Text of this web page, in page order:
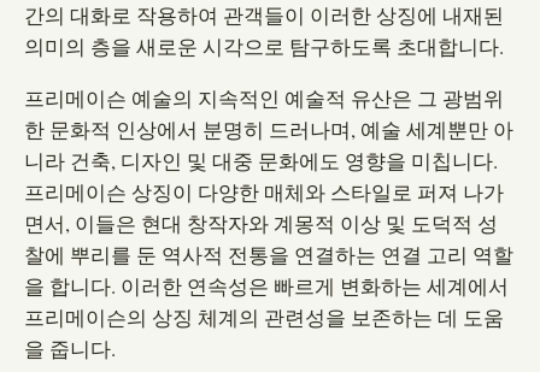
간의 대화로 작용하여 관객들이 이러한 상징에 내재된
의미의 층을 새로운 시각으로 탐구하도록 초대합니다.
프리메이슨 예술의 지속적인 예술적 유산은 그 광범위
한 문화적 인상에서 분명히 드러나며, 예술 세계뿐만 아
니라 건축, 디자인 및 대중 문화에도 영향을 미칩니다.
프리메이슨 상징이 다양한 매체와 스타일로 퍼져 나가
면서, 이들은 현대 창작자와 계몽적 이상 및 도덕적 성
찰에 뿌리를 둔 역사적 전통을 연결하는 연결 고리 역할
을 합니다. 이러한 연속성은 빠르게 변화하는 세계에서
프리메이슨의 상징 체계의 관련성을 보존하는 데 도움
을 줍니다.